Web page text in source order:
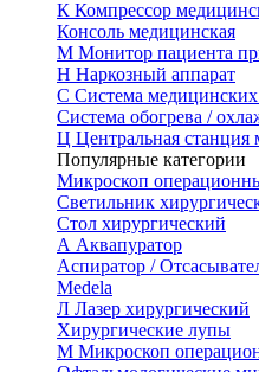
К Компрессор
Консоль медицинская
М Монитор пациента
Н Наркозный аппарат
С Система медицинских
Система обогрева /
Ц Центральная
Популярные категории
Микроскоп
Светильник
Стол хирургический
А Аквапуратор
Аспиратор /
Medela
Л Лазер хирургический
Хирургические лупы
М Микроскоп